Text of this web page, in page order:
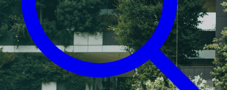
お気に入り